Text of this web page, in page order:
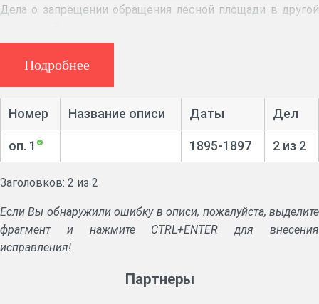
Дела о запрещении обращения лесной площади в другой
Подробнее
Номер Название описи Даты Дел
оп. 1 1895-1897 2 из 2
Заголовков: 2 из 2
Если Вы обнаружили ошибку в описи, пожалуйста, выделите
фрагмент и нажмите CTRL+ENTER для внесения
исправления!
Партнеры